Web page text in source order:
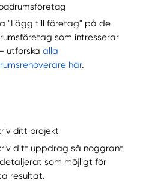
"Lägg till företag" på de
som intresserar
utforskaalla
här.
ditt projekt
ditt uppdrag så noggrant
som möjligt för
resultat.